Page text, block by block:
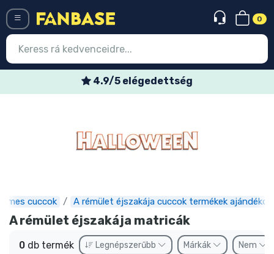
0
4.9/5 elégedettség
cuccok A rémület éjszakája cuccok termékek ajándékok
A rémület éjszakája matricák
0 db termék Legnépszerűbb Márkák Nem
Legújabb cuccok
Express szállítás
Előrendelhető cuccok
Outlet cuccok